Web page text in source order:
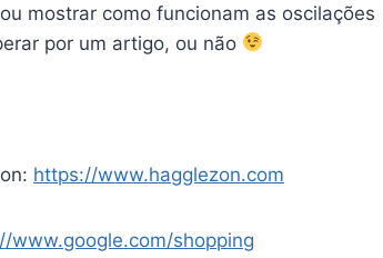
mostrar como funcionam as oscilações
por um artigo, ou não
https://www.hagglezon.com
www.google.com/shopping